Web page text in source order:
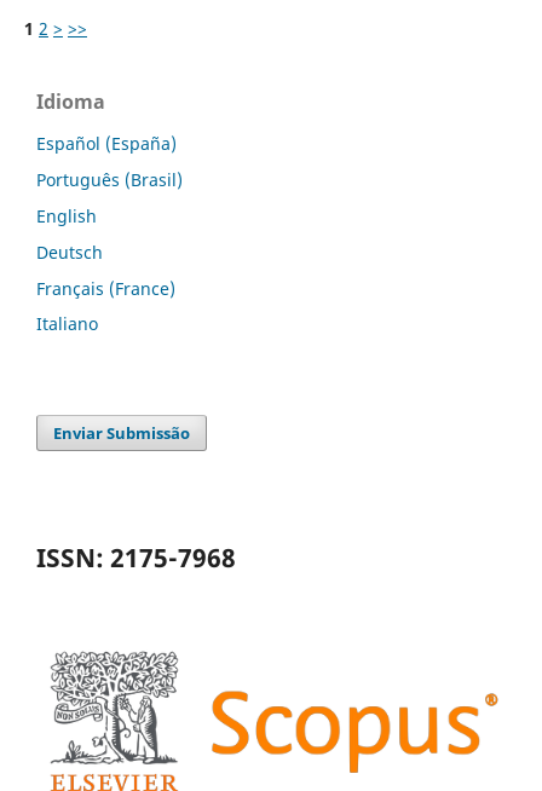
1 2 > >>
Idioma
Español (España)
Português (Brasil)
English
Deutsch
Français (France)
Italiano
Enviar Submissão
ISSN: 2175-7968